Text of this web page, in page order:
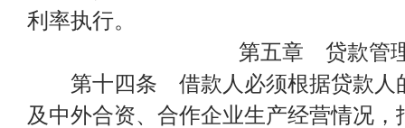
利率执行。
第五章 贷款管
第十四条 借款人必须根据贷款人
及中外合资、合作企业生产经营情况